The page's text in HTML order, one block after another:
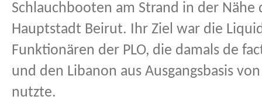
Schlauchbooten am Strand in der
Hauptstadt Beirut. Ihr Ziel war die
Funktionären der PLO, die damals de
und den Libanon aus Ausgangsbasis
nutzte.